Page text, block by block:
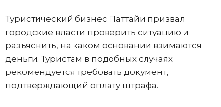
Туристический бизнес Паттайи призвал
городские власти проверить ситуацию и
разъяснить, на каком основании взимаются
деньги. Туристам в подобных случаях
рекомендуется требовать документ,
подтверждающий оплату штрафа.